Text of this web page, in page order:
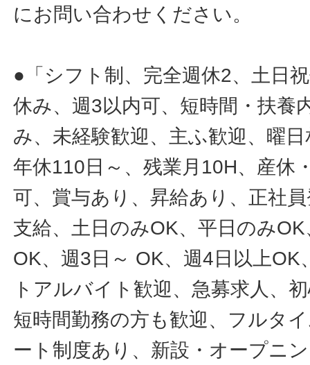
にお問い合わせください。
●「シフト制、完全週休2、土日
休み、週3以内可、短時間・扶養
み、未経験歓迎、主ふ歓迎、曜
年休110日～、残業月10H、産休
可、賞与あり、昇給あり、正社
支給、土日のみOK、平日のみ
OK、週3日～ OK、週4日以上
トアルバイト歓迎、急募求人、
短時間勤務の方も歓迎、フルタ
ート制度あり、新設・オープニ